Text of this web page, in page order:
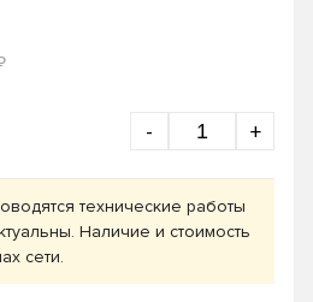
- +
технические работы
Наличие и стоимость
сети.